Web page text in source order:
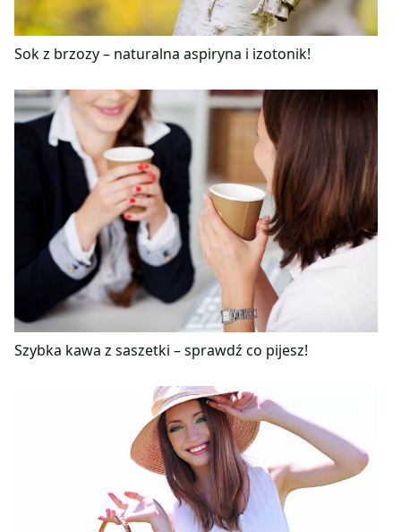
Sok z brzozy – naturalna aspiryna i izotonik!
Szybka kawa z saszetki – sprawdź co pijesz!